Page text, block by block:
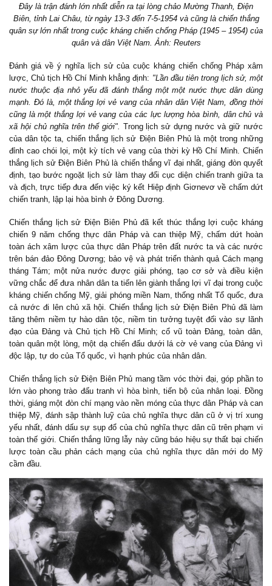
Đây là trận đánh lớn nhất diễn ra tại lòng chảo Mường Thanh, Điện
Biên, tỉnh Lai Châu, từ ngày 13-3 đến 7-5-1954 và cũng là chiến thắng
quân sự lớn nhất trong cuộc kháng chiến chống Pháp (1945 – 1954) của
quân và dân Việt Nam. Ảnh: Reuters
Đánh giá về ý nghĩa lịch sử của cuộc kháng chiến chống Pháp xâm
lược, Chủ tịch Hồ Chí Minh khẳng định: "Lần đầu tiên trong lịch sử, một
nước thuộc địa nhỏ yếu đã đánh thắng một một nước thực dân dùng
mạnh. Đó là, một thắng lợi vẻ vang của nhân dân Việt Nam, đồng thời
cũng là một thắng lợi vẻ vang của các lực lượng hòa bình, dân chủ và
xã hội chủ nghĩa trên thế giới". Trong lịch sử dựng nước và giữ nước
của dân tộc ta, chiến thắng lịch sử Điện Biên Phủ là một trong những
đỉnh cao chói lọi, một kỳ tích vẻ vang của thời kỳ Hồ Chí Minh. Chiến
thắng lịch sử Điện Biên Phủ là chiến thắng vĩ đại nhất, giáng đòn quyết
định, tạo bước ngoặt lịch sử làm thay đổi cục diện chiến tranh giữa ta
và địch, trực tiếp đưa đến việc ký kết Hiệp định Giơnevơ về chấm dứt
chiến tranh, lập lại hòa bình ở Đông Dương.
Chiến thắng lịch sử Điện Biên Phủ đã kết thúc thắng lợi cuộc kháng
chiến 9 năm chống thực dân Pháp và can thiệp Mỹ, chấm dứt hoàn
toàn ách xâm lược của thực dân Pháp trên đất nước ta và các nước
trên bán đảo Đông Dương; bảo vệ và phát triển thành quả Cách mạng
tháng Tám; một nửa nước được giải phóng, tạo cơ sở và điều kiện
vững chắc để đưa nhân dân ta tiến lên giành thắng lợi vĩ đại trong cuộc
kháng chiến chống Mỹ, giải phóng miền Nam, thống nhất Tổ quốc, đưa
cả nước đi lên chủ xã hội. Chiến thắng lịch sử Điện Biên Phủ đã làm
tăng thêm niềm tự hào dân tộc, niềm tin tưởng tuyệt đối vào sự lãnh
đạo của Đảng và Chủ tịch Hồ Chí Minh; cổ vũ toàn Đảng, toàn dân,
toàn quân một lòng, một dạ chiến đấu dưới lá cờ vẻ vang của Đảng vì
độc lập, tự do của Tổ quốc, vì hạnh phúc của nhân dân.
Chiến thắng lịch sử Điện Biên Phủ mang tầm vóc thời đại, góp phần to
lớn vào phong trào đấu tranh vì hòa bình, tiến bộ của nhân loại. Đồng
thời, giáng một đòn chí mạng vào nền móng của thực dân Pháp và can
thiệp Mỹ, đánh sập thành luỹ của chủ nghĩa thực dân cũ ở vị trí xung
yếu nhất, đánh dấu sự sụp đổ của chủ nghĩa thực dân cũ trên phạm vi
toàn thế giới. Chiến thắng lững lẫy này cũng báo hiệu sự thất bại chiến
lược toàn cầu phản cách mạng của chủ nghĩa thực dân mới do Mỹ
cầm đầu.